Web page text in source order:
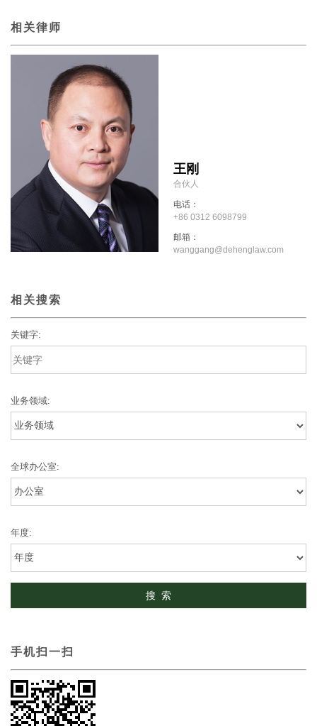
相关律师
王刚
合伙人
电话：
+86 0312 6098799
邮箱：
wanggang@dehenglaw.com
相关搜索
关键字:
业务领域:
全球办公室:
年度:
手机扫一扫